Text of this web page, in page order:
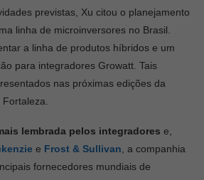
previstas, Xu citou o planejamento
linha de microinversores no Brasil.
a linha de produtos híbridos e um
para integradores Growatt. Tais
nas próximas edições da
lembrada pelos integradores e,
e Frost & Sullivan , a companhia
fornecedores mundiais de